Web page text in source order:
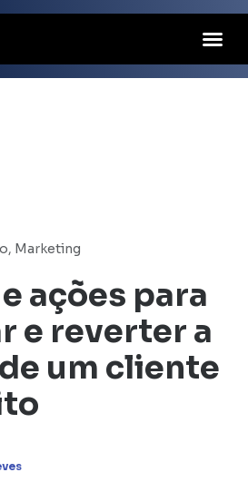
, Marketing
ações para
e reverter a
um cliente